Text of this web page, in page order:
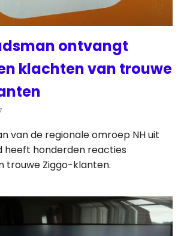
ontvangt
klachten van trouwe
van de regionale omroep NH uit
heeft honderden reacties
trouwe Ziggo-klanten.